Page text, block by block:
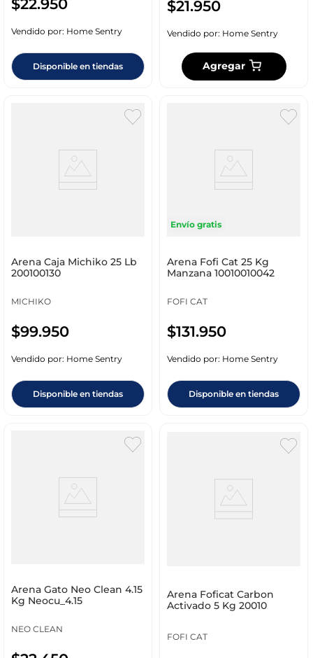
$22.950
Vendido por: Home Sentry
Disponible en tiendas
$21.950
Vendido por: Home Sentry
Agregar
Arena Caja Michiko 25 Lb
200100130
MICHIKO
$99.950
Vendido por: Home Sentry
Disponible en tiendas
Envío gratis
Arena Fofi Cat 25 Kg
Manzana 10010010042
FOFI CAT
$131.950
Vendido por: Home Sentry
Disponible en tiendas
Arena Gato Neo Clean 4.15
Kg Neocu_4.15
NEO CLEAN
Arena Foficat Carbon
Activado 5 Kg 20010
FOFI CAT